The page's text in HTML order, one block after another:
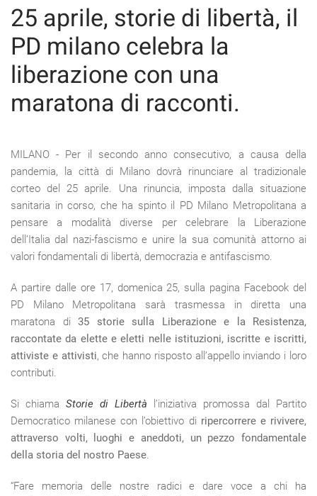
25 aprile, storie di libertà, il
PD milano celebra la
liberazione con una
maratona di racconti.
MILANO - Per il secondo anno consecutivo, a causa della
pandemia, la città di Milano dovrà rinunciare al tradizionale
corteo del 25 aprile. Una rinuncia, imposta dalla situazione
sanitaria in corso, che ha spinto il PD Milano Metropolitana a
pensare a modalità diverse per celebrare la Liberazione
dell’Italia dal nazi-fascismo e unire la sua comunità attorno ai
valori fondamentali di libertà, democrazia e antifascismo.
A partire dalle ore 17, domenica 25, sulla pagina Facebook del
PD Milano Metropolitana sarà trasmessa in diretta una
maratona di 35 storie sulla Liberazione e la Resistenza,
raccontate da elette e eletti nelle istituzioni, iscritte e iscritti,
attiviste e attivisti, che hanno risposto all’appello inviando i loro
contributi.
Si chiama Storie di Libertà l’iniziativa promossa dal Partito
Democratico milanese con l’obiettivo di ripercorrere e rivivere,
attraverso volti, luoghi e aneddoti, un pezzo fondamentale
della storia del nostro Paese.
“Fare memoria delle nostre radici e dare voce a chi ha